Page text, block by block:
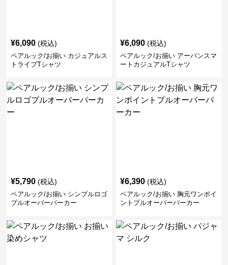
¥6,090 (税込)
ペアルック/お揃い カジュアルス
トライプTシャツ
¥6,090 (税込)
ペアルック/お揃い アーバンスマ
ートカジュアルTシャツ
¥5,790 (税込)
ペアルック/お揃い シンプルロゴ
プルオーバーパーカー
¥6,390 (税込)
ペアルック/お揃い 胸元ワンポイ
ントプルオーバーパーカー